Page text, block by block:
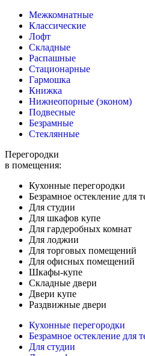
Межкомнатные
Классические
Лофт
Складные
Распашные
Стационарные
Гармошка
Книжка
Нижнеопорные (эконом)
Подвесные
Безрамные
Стеклянные
Перегородки
в помещения:
Кухонные перегородки
Безрамное остекление для
Для студии
Для шкафов купе
Для гардеробных комнат
Для лоджии
Для торговых помещений
Для офисных помещений
Шкафы-купе
Складные двери
Двери купе
Раздвижные двери
Кухонные перегородки
Безрамное остекление для
Для студии